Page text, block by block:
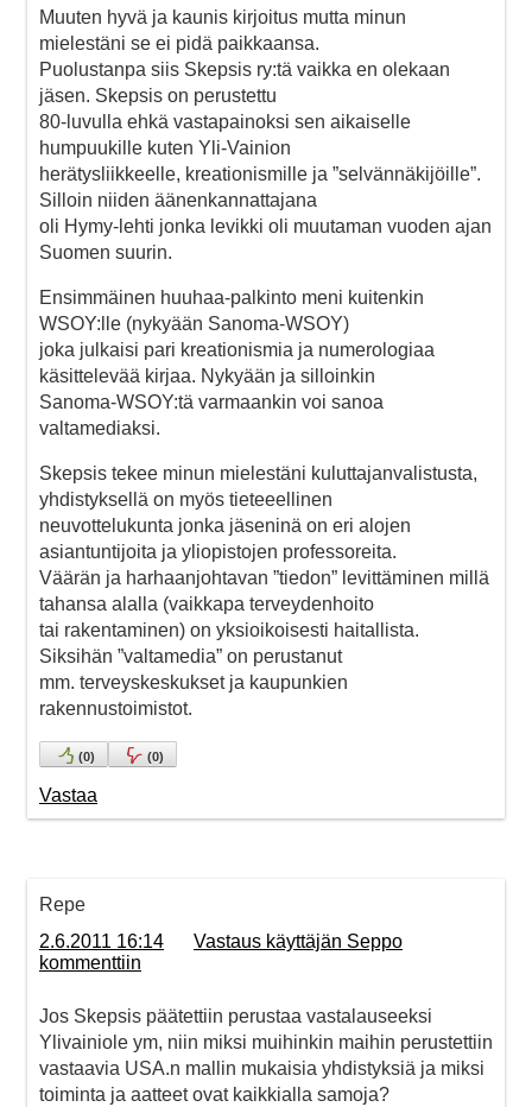
Muuten hyvä ja kaunis kirjoitus mutta minun
mielestäni se ei pidä paikkaansa.
Puolustanpa siis Skepsis ry:tä vaikka en olekaan
jäsen. Skepsis on perustettu
80-luvulla ehkä vastapainoksi sen aikaiselle
humpuukille kuten Yli-Vainion
herätysliikkeelle, kreationismille ja ”selvännäkijöille”.
Silloin niiden äänenkannattajana
oli Hymy-lehti jonka levikki oli muutaman vuoden ajan
Suomen suurin.
Ensimmäinen huuhaa-palkinto meni kuitenkin
WSOY:lle (nykyään Sanoma-WSOY)
joka julkaisi pari kreationismia ja numerologiaa
käsittelevää kirjaa. Nykyään ja silloinkin
Sanoma-WSOY:tä varmaankin voi sanoa
valtamediaksi.
Skepsis tekee minun mielestäni kuluttajanvalistusta,
yhdistyksellä on myös tieteeellinen
neuvottelukunta jonka jäseninä on eri alojen
asiantuntijoita ja yliopistojen professoreita.
Väärän ja harhaanjohtavan ”tiedon” levittäminen millä
tahansa alalla (vaikkapa terveydenhoito
tai rakentaminen) on yksioikoisesti haitallista.
Siksihän ”valtamedia” on perustanut
mm. terveyskeskukset ja kaupunkien
rakennustoimistot.
(0) (0)
Vastaa
Repe
2.6.2011 16:14
Vastaus käyttäjän Seppo
kommenttiin
Jos Skepsis päätettiin perustaa vastalauseeksi
Ylivainiole ym, niin miksi muihinkin maihin perustettiin
vastaavia USA.n mallin mukaisia yhdistyksiä ja miksi
toiminta ja aatteet ovat kaikkialla samoja?